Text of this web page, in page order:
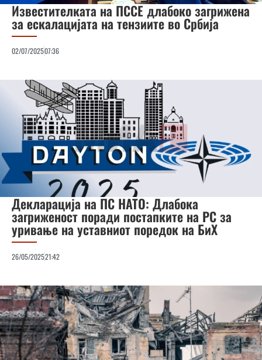
Известителката на ПССЕ длабоко загрижена
за ескалацијата на тензиите во Србија
02/07/202507:36
Декларација на ПС НАТО: Длабока
загриженост поради постапките на РС за
уривање на уставниот поредок на БиХ
26/05/202521:42